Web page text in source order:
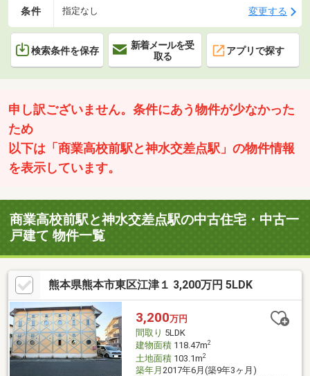
条件 指定なし 変更する
検索条件を保存
新着メールを受
取る
アプリで探す
申し訳ございません。条件にあう物件が少なかった
ため
以下は「商業高校前駅と神水交差点駅」の物件情報
を表示しています。
商業高校前駅と神水交差点駅の中古住宅・中古一
戸建て 物件一覧
熊本県熊本市東区江津１ 3,200万円 5LDK
3,200万円
間取り 5LDK
建物面積118.47m2
土地面積103.1m2
築年月 2017年6月(築9年3ヶ月)